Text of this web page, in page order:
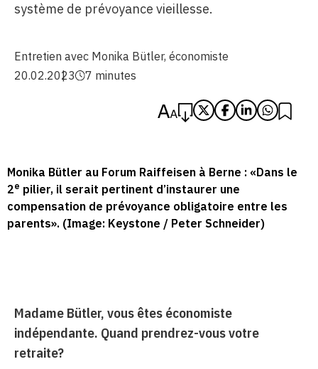
système de prévoyance vieillesse.
Entretien avec Monika Bütler, économiste
20.02.2023
7 minutes
Monika Bütler au Forum Raiffeisen à Berne : «Dans le
2e pilier, il serait pertinent d’instaurer une
compensation de prévoyance obligatoire entre les
parents». (Image: Keystone / Peter Schneider)
Madame Bütler, vous êtes économiste
indépendante. Quand prendrez-vous votre
retraite?